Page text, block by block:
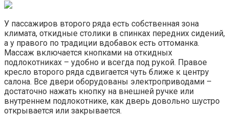
У пассажиров второго ряда есть собственная зона
климата, откидные столики в спинках передних сидений,
а у правого по традиции вдобавок есть оттоманка.
Массаж включается кнопками на откидных
подлокотниках – удобно и всегда под рукой. Правое
кресло второго ряда сдвигается чуть ближе к центру
салона. Все двери оборудованы электроприводами –
достаточно нажать кнопку на внешней ручке или
внутреннем подлокотнике, как дверь довольно шустро
открывается или закрывается.